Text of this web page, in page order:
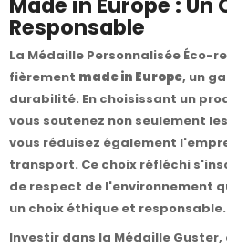
Responsable
La Médaille Personnalisée Éco-
fièrement made in Europe, un
durabilité. En choisissant un
vous soutenez non seulement
vous réduisez également
transport. Ce choix réfléchi
de respect de l'environnement
un choix éthique et responsable.
Investir dans la Médaille